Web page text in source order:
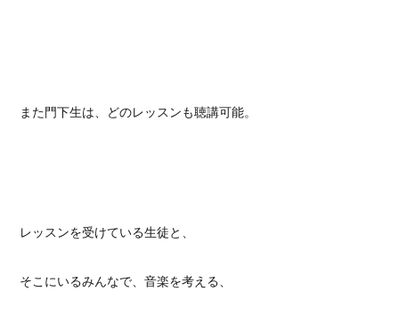
また門下生は、どのレッスンも聴講可能。
レッスンを受けている生徒と、
そこにいるみんなで、音楽を考える、